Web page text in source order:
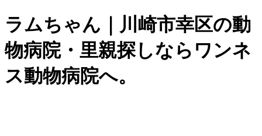
ラムちゃん｜川崎市幸区の動
物病院・里親探しならワンネ
ス動物病院へ。